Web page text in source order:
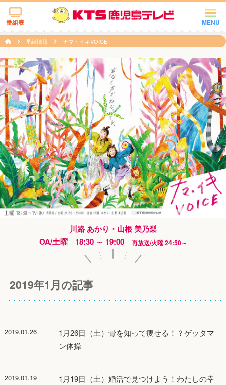
MENU
番組表
番組情報 ナマ・イキVOICE
川路 あかり・山根 美乃梨
OA/土曜 18:30 ～ 19:00
再放送/火曜 24:50～
2019年1月の記事
2019.01.26
1月26日（土）骨を知って痩せる！？ゲッタマ
ン体操
2019.01.19
1月19日（土）婚活で見つけよう！わたしの幸